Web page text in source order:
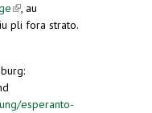
(link is external)
, au
pli fora strato.
esperanto-